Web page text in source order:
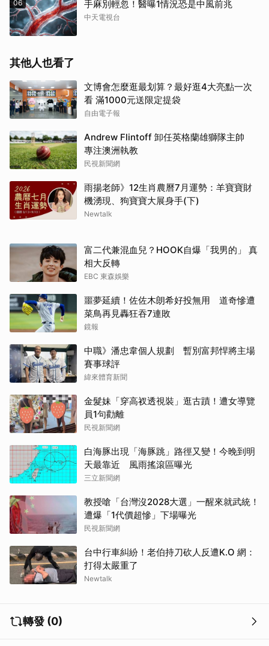
06 手麻別輕忽！醫曝1情況恐是中風前兆
中天電視台
其他人也看了
文博會怎麼逛最划算？最好逛4大亮點一次
看 滿1000元送限定提袋
自由電子報
Andrew Flintoff 卸任英格蘭雄獅隊主帥
專注澳洲執教
民視新聞網
雨揚老師》12生肖農曆7月運勢：羊寶寶財
機湧現、狗寶寶大展身手(下)
Newtalk
富二代兼混血兒？HOOK自爆「我男的」 真
相大反轉
EBC 東森娛樂
噩夢延續！佐佐木朗希好投無用 道奇慘遭
菜鳥再見轟狂吞7連敗
鏡報
中職》潘忠韋個人規劃 暫別富邦悍將主場
賽事球評
緯來體育新聞
金髮妹「穿高衩透視裝」逛古蹟！遭女導覽
員1句勸離
民視新聞網
白海豚出現「海豚跳」路徑又變！今晚到明
天最靠近 風雨搖滾區曝光
三立新聞網
教授嗆「台灣沒2028大選」一醒來就武統！
遭爆「1代價超慘」下場曝光
民視新聞網
台中行車糾紛！老伯持刀砍人反遭K.O 網：
打得太嚴重了
Newtalk
轉發 (0)